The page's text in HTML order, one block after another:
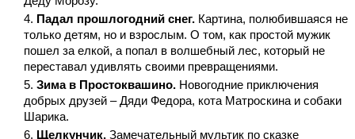
Падал прошлогодний снег. Картина, полюбившаяся не
только детям, но и взрослым. О том, как простой мужик
пошел за елкой, а попал в волшебный лес, который не
переставал удивлять своими превращениями.
Зима в Простоквашино. Новогодние приключения
добрых друзей – Дяди Федора, кота Матроскина и собаки
Шарика.
Щелкунчик. Замечательный мультик по сказке